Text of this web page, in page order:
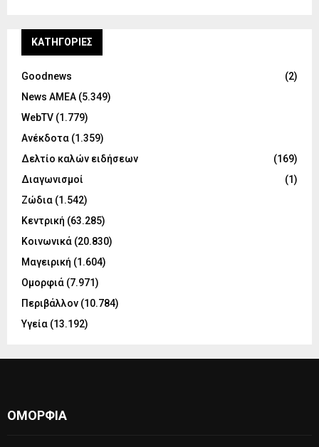
KΑΤΗΓΟΡΊΕΣ
Goodnews
(2)
News ΑΜΕΑ (5.349)
WebTV (1.779)
Ανέκδοτα (1.359)
Δελτίο καλών ειδήσεων
(169)
Διαγωνισμοί
(1)
Ζώδια (1.542)
Κεντρική (63.285)
Κοινωνικά (20.830)
Μαγειρική (1.604)
Ομορφιά (7.971)
Περιβάλλον (10.784)
Υγεία (13.192)
ΟΜΟΡΦΙΆ